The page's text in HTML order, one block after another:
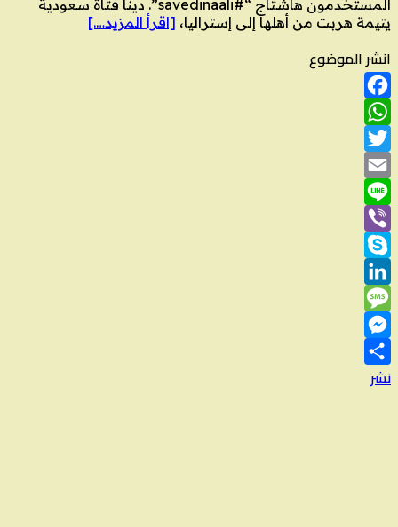
المستخدمون هاشتاج “#savedinaali”. دينا فتاة سعودية
يتيمة هربت من أهلها إلى إستراليا، [اقرأ المزيد….]
انشر الموضوع
Facebook
WhatsApp
Twitter
Email
Line
Viber
Skype
LinkedIn
Message
Messenger
نشر